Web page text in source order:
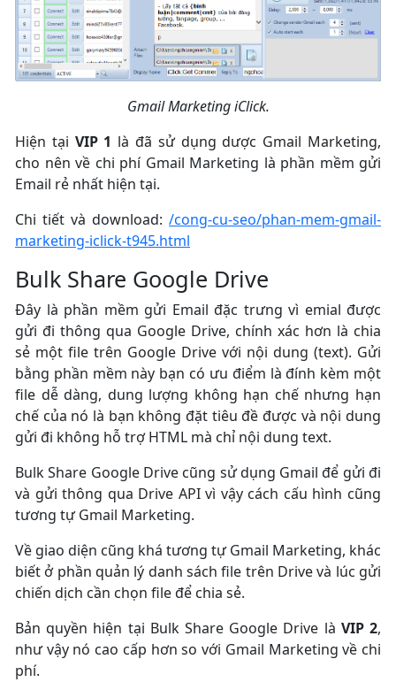
Gmail Marketing iClick.
Hiện tại VIP 1 là đã sử dụng dược Gmail Marketing,
cho nên về chi phí Gmail Marketing là phần mềm gửi
Email rẻ nhất hiện tại.
Chi tiết và download: /cong-cu-seo/phan-mem-gmail-
marketing-iclick-t945.html
Bulk Share Google Drive
Đây là phần mềm gửi Email đặc trưng vì emial được
gửi đi thông qua Google Drive, chính xác hơn là chia
sẻ một file trên Google Drive với nội dung (text). Gửi
bằng phần mềm này bạn có ưu điểm là đính kèm một
file dễ dàng, dung lượng không hạn chế nhưng hạn
chế của nó là bạn không đặt tiêu đề được và nội dung
gửi đi không hỗ trợ HTML mà chỉ nội dung text.
Bulk Share Google Drive cũng sử dụng Gmail để gửi đi
và gửi thông qua Drive API vì vậy cách cấu hình cũng
tương tự Gmail Marketing.
Về giao diện cũng khá tương tự Gmail Marketing, khác
biết ở phần quản lý danh sách file trên Drive và lúc gửi
chiến dịch cần chọn file để chia sẻ.
Bản quyền hiện tại Bulk Share Google Drive là VIP 2,
như vậy nó cao cấp hơn so với Gmail Marketing về chi
phí.